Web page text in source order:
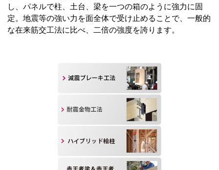
し、パネルで柱、土台、梁を一つの箱のように強力に固
定。地震等の強い力を面全体で受け止めることで、一般的
な在来筋交工法に比べ、二倍の強度を誇ります。